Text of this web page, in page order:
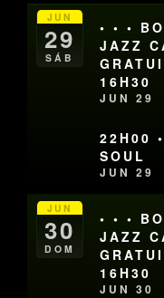
JUN
29
SÁB
• • •
JAZZ
16H30
JUN 29
22H00
SOUL
JUN 29
JUN
30
DOM
• • •
JAZZ
16H30
JUN 30